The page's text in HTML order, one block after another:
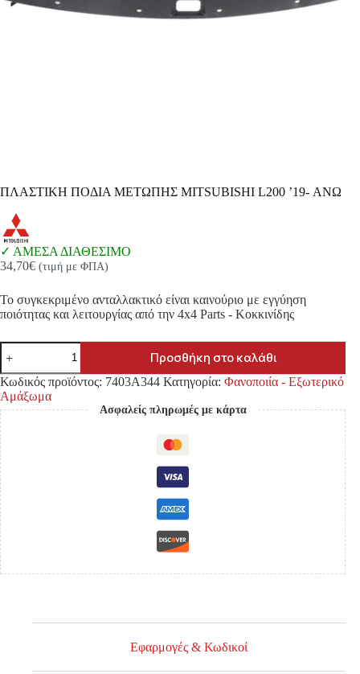
ΠΛΑΣΤΙΚΗ ΠΟΔΙΑ ΜΕΤΩΠΗΣ MITSUBISHI L200 ’19- ΑΝΩ
ΑΜΕΣΑ ΔΙΑΘΕΣΙΜΟ
34,70€ (τιμή με ΦΠΑ)
Το συγκεκριμένο ανταλλακτικό είναι καινούριο με εγγύηση
ποιότητας και λειτουργίας από την 4x4 Parts - Κοκκινίδης
ΠΛΑΣΤΙΚΗ
ΠΟΔΙΑ
ΜΕΤΩΠΗΣ
MITSUBISHI
L200
'19-
ΑΝΩ
ποσότητα
Προσθήκη στο καλάθι
Κωδικός προϊόντος: 7403A344 Κατηγορία: Φανοποιία - Εξωτερικό
Αμάξωμα
Ασφαλείς πληρωμές με κάρτα
Εφαρμογές & Κωδικοί